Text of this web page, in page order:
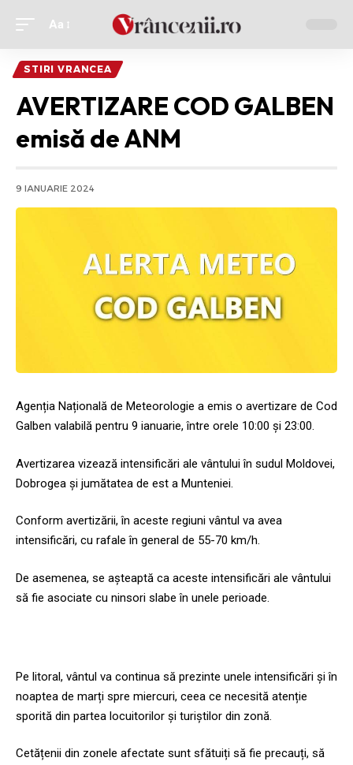
Ajustor
font
Aa
STIRI VRANCEA
AVERTIZARE COD GALBEN
emisă de ANM
9 IANUARIE 2024
Agenția Națională de Meteorologie a emis o avertizare de Cod
Galben valabilă pentru 9 ianuarie, între orele 10:00 și 23:00.
Avertizarea vizează intensificări ale vântului în sudul Moldovei,
Dobrogea și jumătatea de est a Munteniei.
Conform avertizării, în aceste regiuni vântul va avea
intensificări, cu rafale în general de 55-70 km/h.
De asemenea, se așteaptă ca aceste intensificări ale vântului
să fie asociate cu ninsori slabe în unele perioade.
Pe litoral, vântul va continua să prezinte unele intensificări și în
noaptea de marți spre miercuri, ceea ce necesită atenție
sporită din partea locuitorilor și turiștilor din zonă.
Cetățenii din zonele afectate sunt sfătuiți să fie precauți, să